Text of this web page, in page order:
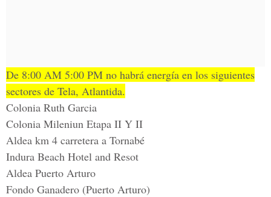
De 8:00 AM 5:00 PM no habrá energía en los siguientes
sectores de Tela, Atlantida.
Colonia Ruth Garcia
Colonia Mileniun Etapa II Y II
Aldea km 4 carretera a Tornabé
Indura Beach Hotel and Resot
Aldea Puerto Arturo
Fondo Ganadero (Puerto Arturo)